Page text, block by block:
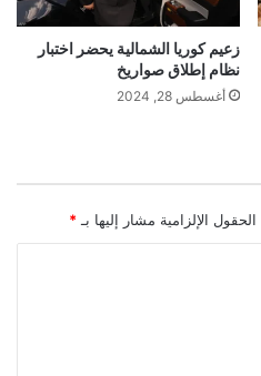
زعيم كوريا الشمالية يحضر اختبار
نظام إطلاق صواريخ
أغسطس 28, 2024
الحقول الإلزامية مشار إليها بـ *